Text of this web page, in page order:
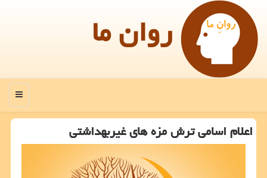
روان ما
منو
اعلام اسامی ترش مزه های غیربهداشتی